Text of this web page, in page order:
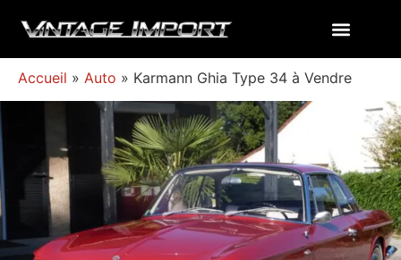
Accueil » Auto » Karmann Ghia Type 34 à Vendre